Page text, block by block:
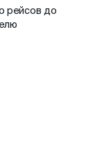
рейсов до